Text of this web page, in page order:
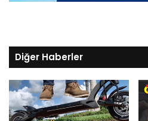
Diğer Haberler